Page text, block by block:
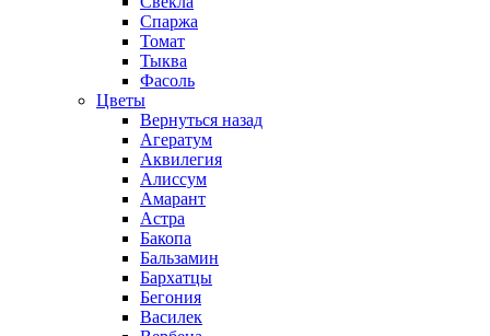
Спаржа
Томат
Тыква
Фасоль
Цветы
Вернуться назад
Агератум
Аквилегия
Алиссум
Амарант
Астра
Бакопа
Бальзамин
Бархатцы
Бегония
Василек